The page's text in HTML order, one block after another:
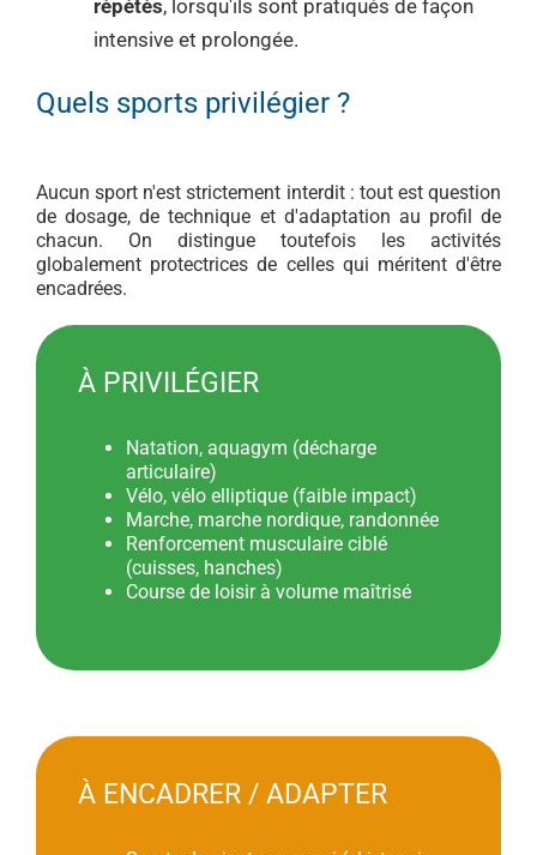
répétés, lorsqu'ils sont pratiqués de façon
intensive et prolongée.
Quels sports privilégier ?
Aucun sport n'est strictement interdit : tout est question
de dosage, de technique et d'adaptation au profil de
chacun. On distingue toutefois les activités
globalement protectrices de celles qui méritent d'être
encadrées.
À PRIVILÉGIER
Natation, aquagym (décharge
articulaire)
Vélo, vélo elliptique (faible impact)
Marche, marche nordique, randonnée
Renforcement musculaire ciblé
(cuisses, hanches)
Course de loisir à volume maîtrisé
À ENCADRER / ADAPTER